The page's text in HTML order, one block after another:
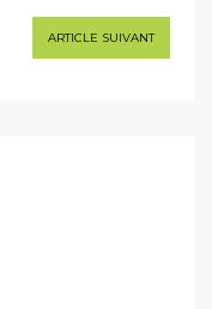
ARTICLE SUIVANT